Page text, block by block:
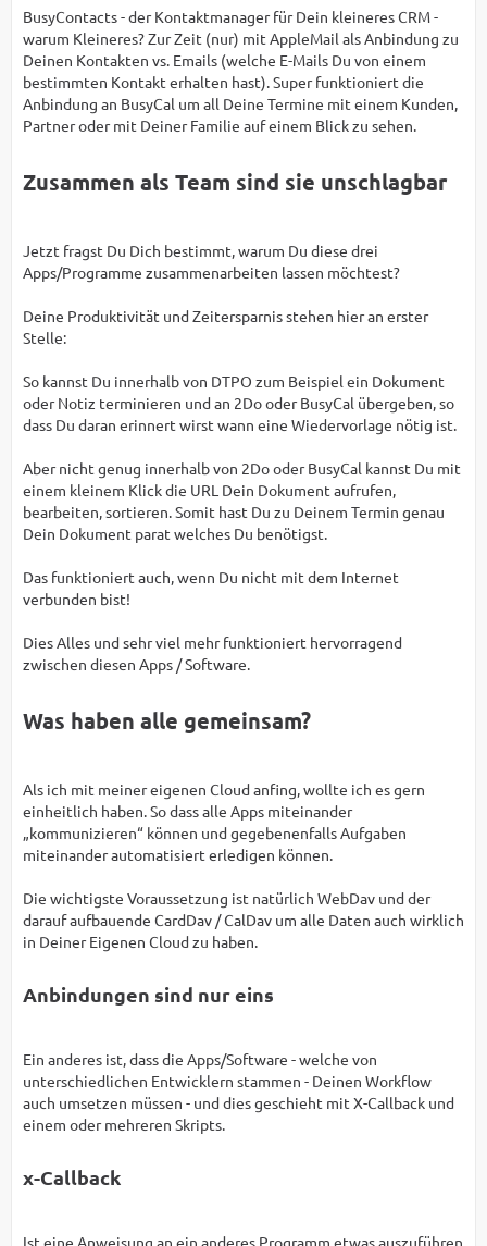
BusyContacts - der Kontaktmanager für Dein kleineres CRM -
warum Kleineres? Zur Zeit (nur) mit AppleMail als Anbindung zu
Deinen Kontakten vs. Emails (welche E-Mails Du von einem
bestimmten Kontakt erhalten hast). Super funktioniert die
Anbindung an BusyCal um all Deine Termine mit einem Kunden,
Partner oder mit Deiner Familie auf einem Blick zu sehen.
Zusammen als Team sind sie unschlagbar
Jetzt fragst Du Dich bestimmt, warum Du diese drei
Apps/Programme zusammenarbeiten lassen möchtest?
Deine Produktivität und Zeitersparnis stehen hier an erster
Stelle:
So kannst Du innerhalb von DTPO zum Beispiel ein Dokument
oder Notiz terminieren und an 2Do oder BusyCal übergeben, so
dass Du daran erinnert wirst wann eine Wiedervorlage nötig ist.
Aber nicht genug innerhalb von 2Do oder BusyCal kannst Du mit
einem kleinem Klick die URL Dein Dokument aufrufen,
bearbeiten, sortieren. Somit hast Du zu Deinem Termin genau
Dein Dokument parat welches Du benötigst.
Das funktioniert auch, wenn Du nicht mit dem Internet
verbunden bist!
Dies Alles und sehr viel mehr funktioniert hervorragend
zwischen diesen Apps / Software.
Was haben alle gemeinsam?
Als ich mit meiner eigenen Cloud anfing, wollte ich es gern
einheitlich haben. So dass alle Apps miteinander
„kommunizieren“ können und gegebenenfalls Aufgaben
miteinander automatisiert erledigen können.
Die wichtigste Voraussetzung ist natürlich WebDav und der
darauf aufbauende CardDav / CalDav um alle Daten auch wirklich
in Deiner Eigenen Cloud zu haben.
Anbindungen sind nur eins
Ein anderes ist, dass die Apps/Software - welche von
unterschiedlichen Entwicklern stammen - Deinen Workflow
auch umsetzen müssen - und dies geschieht mit X-Callback und
einem oder mehreren Skripts.
x-Callback
Ist eine Anweisung an ein anderes Programm etwas auszuführen